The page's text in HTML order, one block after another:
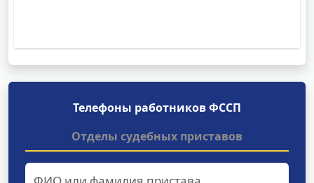
Телефоны работников ФССП
Отделы судебных приставов